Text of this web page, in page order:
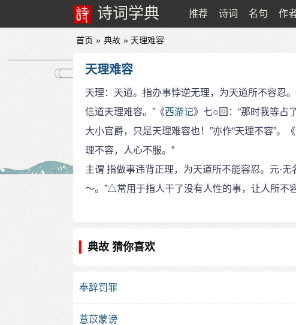
诗词学典 推荐 诗词 名句 作
首页 » 典故 » 天理难容
天理难容
天理：天道。指办事悖逆无理，为天道所不容忍
信道天理难容。”《西游记》七○回：“那时我等
大小官爵，只是天理难容也！”亦作“天理不容”。《
理不容，人心不服。”
主谓 指做事违背正理，为天道所不能容忍。元·
～。”△常用于指人干了没有人性的事，让人所不
典故 猜你喜欢
奉辞罚罪
薏苡蒙谤